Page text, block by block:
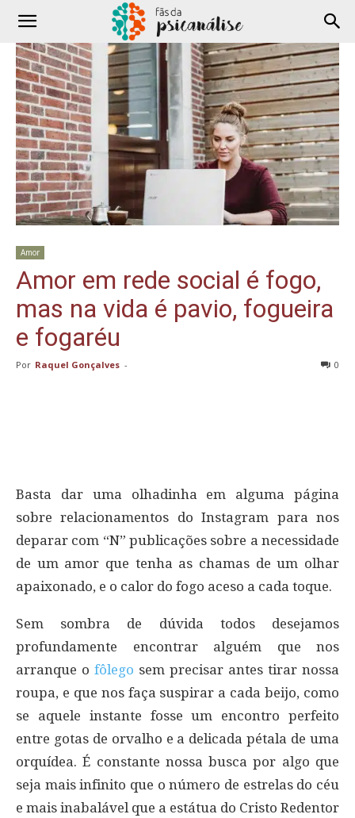
Amor
Amor em rede social é fogo,
mas na vida é pavio, fogueira
e fogaréu
Por Raquel Gonçalves - 0
Basta dar uma olhadinha em alguma página
sobre relacionamentos do Instagram para nos
deparar com “N” publicações sobre a necessidade
de um amor que tenha as chamas de um olhar
apaixonado, e o calor do fogo aceso a cada toque.
Sem sombra de dúvida todos desejamos
profundamente encontrar alguém que nos
arranque o fôlego sem precisar antes tirar nossa
roupa, e que nos faça suspirar a cada beijo, como
se aquele instante fosse um encontro perfeito
entre gotas de orvalho e a delicada pétala de uma
orquídea. É constante nossa busca por algo que
seja mais infinito que o número de estrelas do céu
e mais inabalável que a estátua do Cristo Redentor